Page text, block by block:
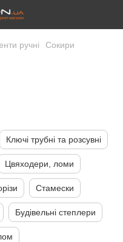
ручні Сокири
Ключі трубні та розсувні
Цвяходери, ломи
Стамески
Будівельні степлери